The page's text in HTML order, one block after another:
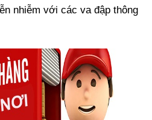
nhiễm với các va đập thông